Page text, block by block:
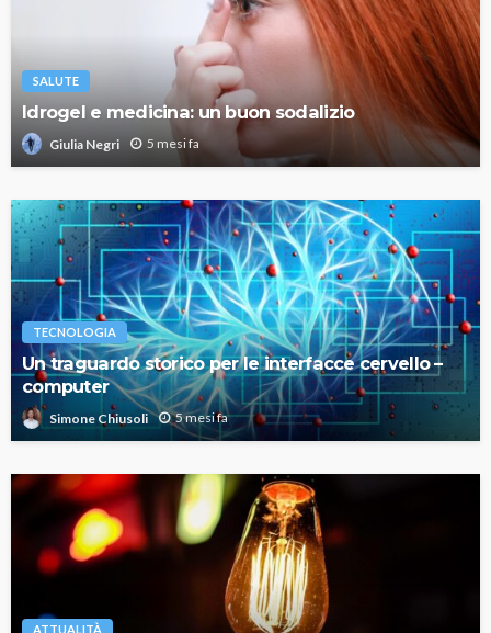
SALUTE
Idrogel e medicina: un buon sodalizio
Giulia Negri 5 mesi fa
TECNOLOGIA
Un traguardo storico per le interfacce cervello –
computer
Simone Chiusoli 5 mesi fa
ATTUALITÀ